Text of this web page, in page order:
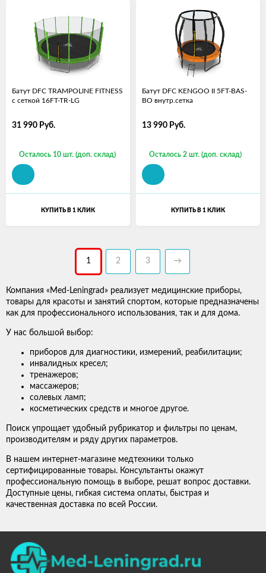
Батут DFC TRAMPOLINE FITNESS
с сеткой 16FT-TR-LG
31 990 Руб.
Осталось 10 шт. (доп. склад)
КУПИТЬ В 1 КЛИК
Батут DFC KENGOO II 5FT-BAS-
BO внутр.сетка
13 990 Руб.
Осталось 2 шт. (доп. склад)
КУПИТЬ В 1 КЛИК
1 2 3 →
Компания «Med-Leningrad» реализует медицинские приборы,
товары для красоты и занятий спортом, которые предназначены
как для профессионального использования, так и для дома.
У нас большой выбор:
приборов для диагностики, измерений, реабилитации;
инвалидных кресел;
тренажеров;
массажеров;
солевых ламп;
косметических средств и многое другое.
Поиск упрощает удобный рубрикатор и фильтры по ценам,
производителям и ряду других параметров.
В нашем интернет-магазине медтехники только
сертифицированные товары. Консультанты окажут
профессиональную помощь в выборе, решат вопрос доставки.
Доступные цены, гибкая система оплаты, быстрая и
качественная доставка по всей России.